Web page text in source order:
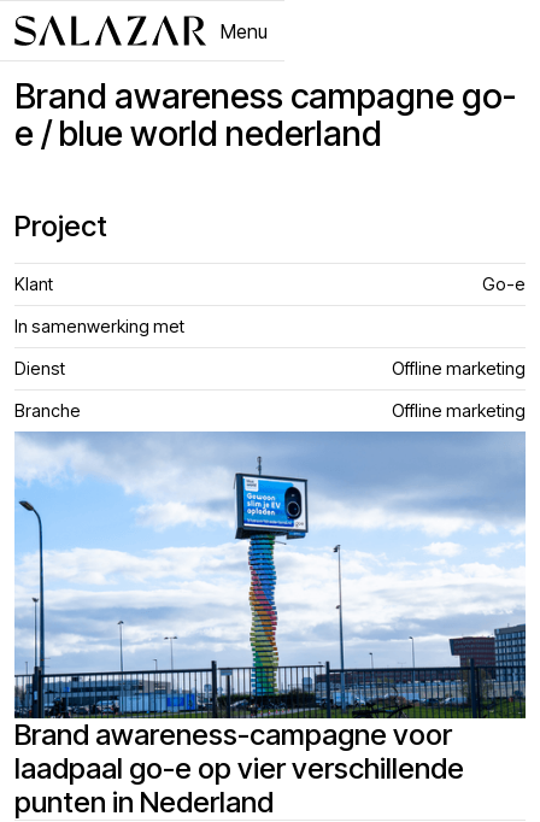
Menu
Close
Brand awareness campagne go-
e / blue world nederland
Project
Klant Go-e
In samenwerking met
Dienst Offline marketing
Branche Offline marketing
Brand awareness-campagne voor
laadpaal go-e op vier verschillende
punten in Nederland